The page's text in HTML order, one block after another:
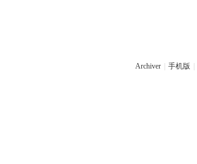
Archiver 手机版